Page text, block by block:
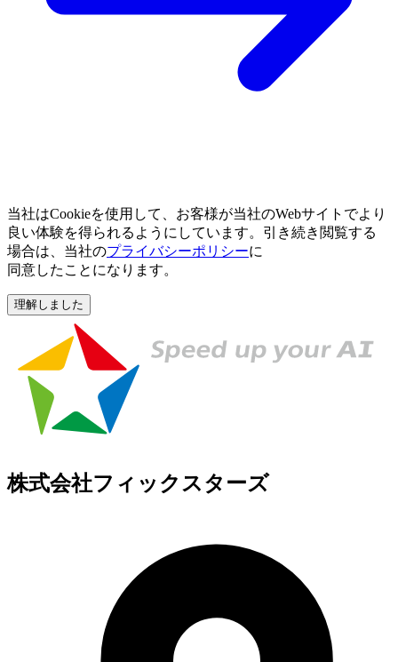
当社はCookieを使用して、 お客様が当社のWebサイトでより
良い体験を得られるように しています。 引き続き閲覧する
場合は、 当社のプライバシーポリシーに
同意したことになります。
理解しました
株式会社フィックスターズ